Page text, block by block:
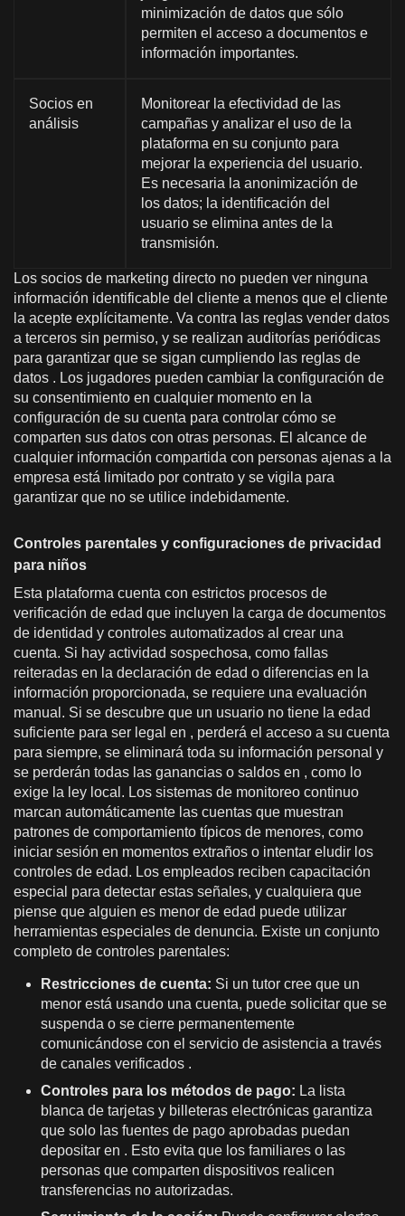
minimización de datos que sólo
permiten el acceso a documentos e
información importantes.
Socios en
análisis
Monitorear la efectividad de las
campañas y analizar el uso de la
plataforma en su conjunto para
mejorar la experiencia del usuario.
Es necesaria la anonimización de
los datos; la identificación del
usuario se elimina antes de la
transmisión.
Los socios de marketing directo no pueden ver ninguna
información identificable del cliente a menos que el cliente
la acepte explícitamente. Va contra las reglas vender datos
a terceros sin permiso, y se realizan auditorías periódicas
para garantizar que se sigan cumpliendo las reglas de
datos . Los jugadores pueden cambiar la configuración de
su consentimiento en cualquier momento en la
configuración de su cuenta para controlar cómo se
comparten sus datos con otras personas. El alcance de
cualquier información compartida con personas ajenas a la
empresa está limitado por contrato y se vigila para
garantizar que no se utilice indebidamente.
Controles parentales y configuraciones de privacidad
para niños
Esta plataforma cuenta con estrictos procesos de
verificación de edad que incluyen la carga de documentos
de identidad y controles automatizados al crear una
cuenta. Si hay actividad sospechosa, como fallas
reiteradas en la declaración de edad o diferencias en la
información proporcionada, se requiere una evaluación
manual. Si se descubre que un usuario no tiene la edad
suficiente para ser legal en , perderá el acceso a su cuenta
para siempre, se eliminará toda su información personal y
se perderán todas las ganancias o saldos en , como lo
exige la ley local. Los sistemas de monitoreo continuo
marcan automáticamente las cuentas que muestran
patrones de comportamiento típicos de menores, como
iniciar sesión en momentos extraños o intentar eludir los
controles de edad. Los empleados reciben capacitación
especial para detectar estas señales, y cualquiera que
piense que alguien es menor de edad puede utilizar
herramientas especiales de denuncia. Existe un conjunto
completo de controles parentales:
Restricciones de cuenta: Si un tutor cree que un
menor está usando una cuenta, puede solicitar que se
suspenda o se cierre permanentemente
comunicándose con el servicio de asistencia a través
de canales verificados .
Controles para los métodos de pago: La lista
blanca de tarjetas y billeteras electrónicas garantiza
que solo las fuentes de pago aprobadas puedan
depositar en . Esto evita que los familiares o las
personas que comparten dispositivos realicen
transferencias no autorizadas.